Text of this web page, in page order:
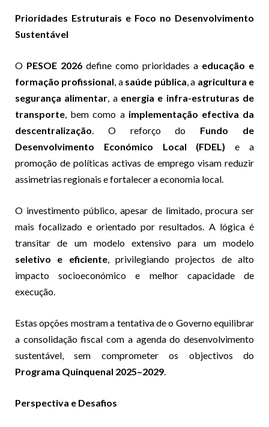
Prioridades Estruturais e Foco no Desenvolvimento
Sustentável
O PESOE 2026 define como prioridades a educação e
formação profissional, a saúde pública, a agricultura e
segurança alimentar, a energia e infra-estruturas de
transporte, bem como a implementação efectiva da
descentralização. O reforço do Fundo de
Desenvolvimento Económico Local (FDEL) e a
promoção de políticas activas de emprego visam reduzir
assimetrias regionais e fortalecer a economia local.
O investimento público, apesar de limitado, procura ser
mais focalizado e orientado por resultados. A lógica é
transitar de um modelo extensivo para um modelo
seletivo e eficiente, privilegiando projectos de alto
impacto socioeconómico e melhor capacidade de
execução.
Estas opções mostram a tentativa de o Governo equilibrar
a consolidação fiscal com a agenda do desenvolvimento
sustentável, sem comprometer os objectivos do
Programa Quinquenal 2025–2029.
Perspectiva e Desafios